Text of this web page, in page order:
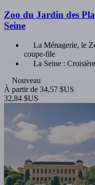
Zoo du Jardin des
Seine
La Ménagerie, le
coupe-file
La Seine :
Nouveau
À partir de 34,57 $US
32,84 $US